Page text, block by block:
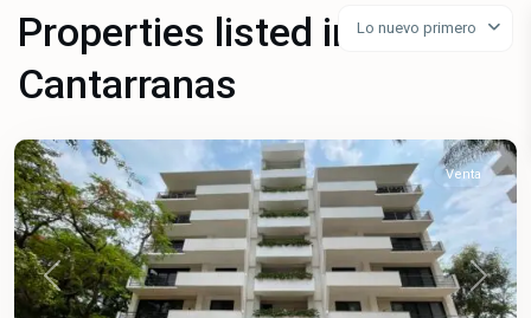
Lo nuevo primero
Properties listed in
Cantarranas
Cantarranas
Previous Next
Venta